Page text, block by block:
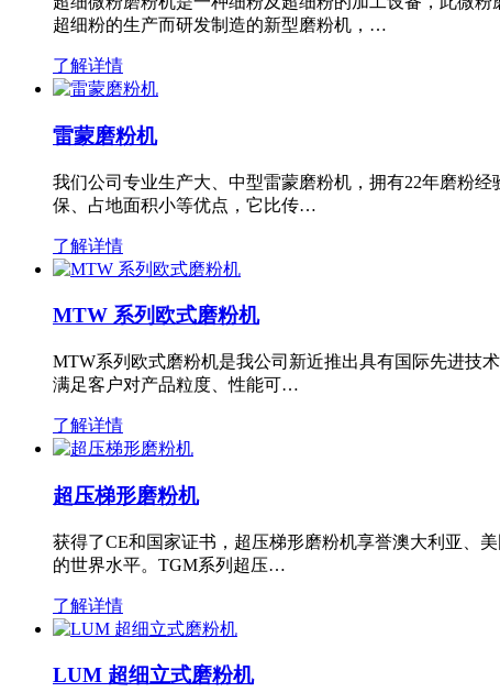
超细粉的生产而研发制造的新型磨粉机，…
了解详情
雷蒙磨粉机
我们公司专业生产大、中型雷蒙磨粉机，拥有22年磨粉
保、占地面积小等优点，它比传…
了解详情
MTW 系列欧式磨粉机
MTW系列欧式磨粉机是我公司新近推出具有国际先进技
满足客户对产品粒度、性能可…
了解详情
超压梯形磨粉机
获得了CE和国家证书，超压梯形磨粉机享誉澳大利亚、
的世界水平。TGM系列超压…
了解详情
LUM 超细立式磨粉机